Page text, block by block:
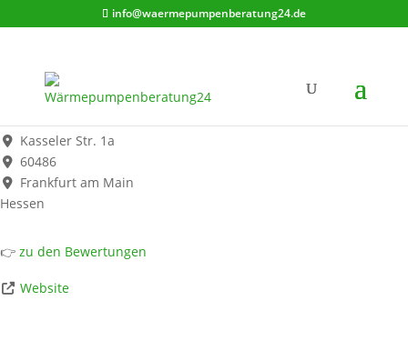
info@waermepumpenberatung24.de
Consolar Solare Energiesysteme GmbH
Werbung*
Kasseler Str. 1a
60486
Frankfurt am Main
Hessen
👉 zu den Bewertungen
Website